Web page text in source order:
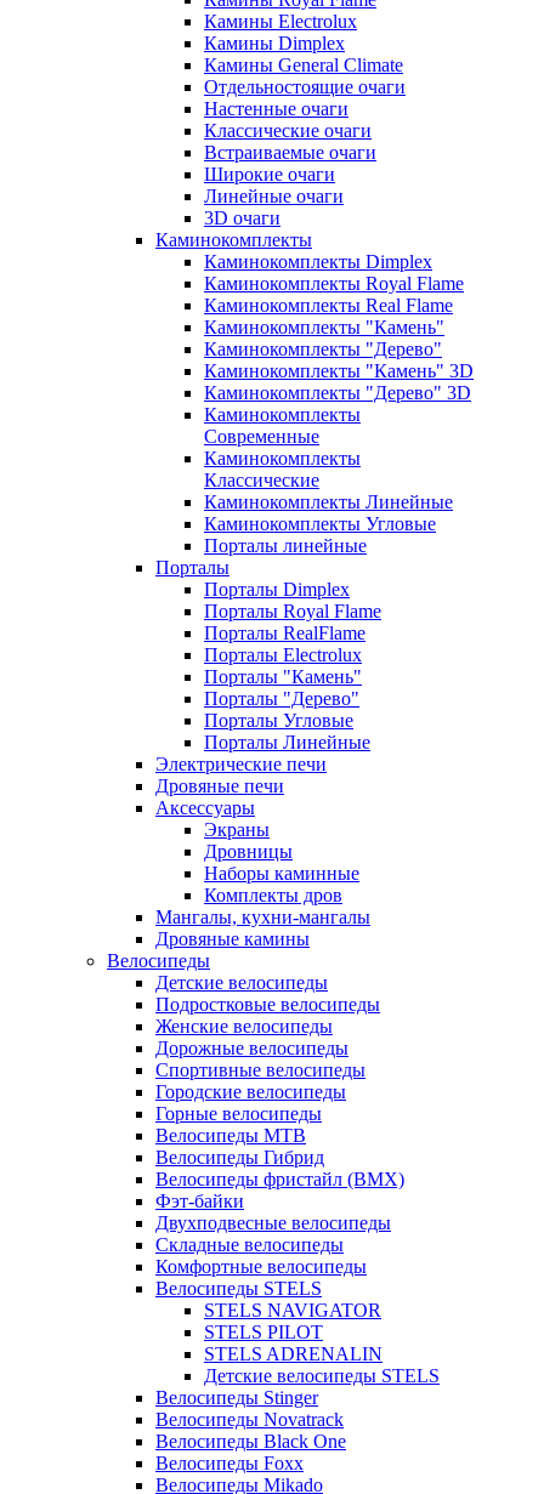
Камины Electrolux
Камины Dimplex
Камины General Climate
Отдельностоящие очаги
Настенные очаги
Классические очаги
Встраиваемые очаги
Широкие очаги
Линейные очаги
3D очаги
Каминокомплекты
Каминокомплекты Dimplex
Каминокомплекты Royal Flame
Каминокомплекты Real Flame
Каминокомплекты "Камень"
Каминокомплекты "Дерево"
Каминокомплекты "Камень" 3D
Каминокомплекты "Дерево" 3D
Каминокомплекты
Современные
Каминокомплекты
Классические
Каминокомплекты Линейные
Каминокомплекты Угловые
Порталы линейные
Порталы
Порталы Dimplex
Порталы Royal Flame
Порталы RealFlame
Порталы Electrolux
Порталы "Камень"
Порталы "Дерево"
Порталы Угловые
Порталы Линейные
Электрические печи
Дровяные печи
Аксессуары
Экраны
Дровницы
Наборы каминные
Комплекты дров
Мангалы, кухни-мангалы
Дровяные камины
Велосипеды
Детские велосипеды
Подростковые велосипеды
Женские велосипеды
Дорожные велосипеды
Спортивные велосипеды
Городские велосипеды
Горные велосипеды
Велосипеды MTB
Велосипеды Гибрид
Велосипеды фристайл (BMX)
Фэт-байки
Двухподвесные велосипеды
Складные велосипеды
Комфортные велосипеды
Велосипеды STELS
STELS NAVIGATOR
STELS PILOT
STELS ADRENALIN
Детские велосипеды STELS
Велосипеды Stinger
Велосипеды Novatrack
Велосипеды Black One
Велосипеды Foxx
Велосипеды Mikado